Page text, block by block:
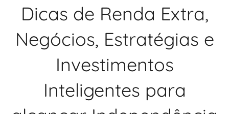
Dicas de Renda Extra,
Negócios, Estratégias e
Investimentos
Inteligentes para